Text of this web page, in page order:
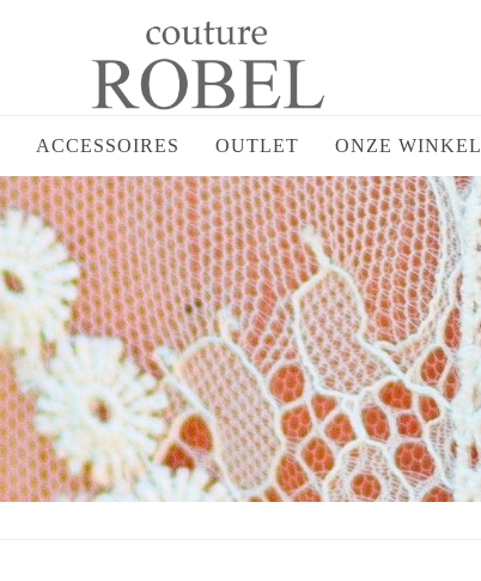
ACCESSOIRES OUTLET ONZE WINKEL